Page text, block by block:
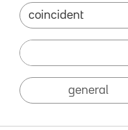
general